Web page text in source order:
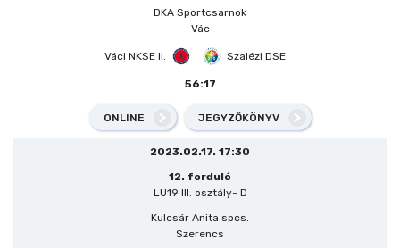
DKA Sportcsarnok
Vác
Váci NKSE II. Szalézi DSE
56:17
ONLINE JEGYZŐKÖNYV
2023.02.17. 17:30
12. forduló
LU19 III. osztály- D
Kulcsár Anita spcs.
Szerencs